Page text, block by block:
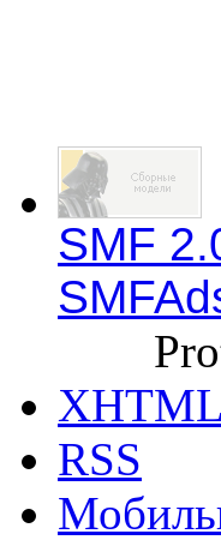
SMF
XHTML
RSS